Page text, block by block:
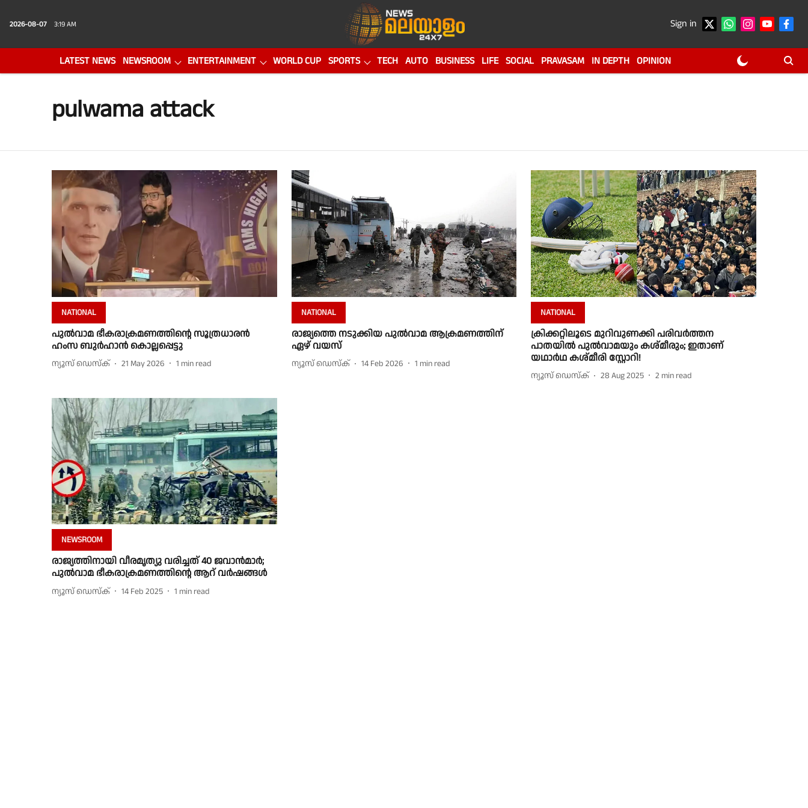
2026-08-07 3:19 AM Sign in
LATEST NEWS NEWSROOM ENTERTAINMENT WORLD CUP SPORTS TECH AUTO BUSINESS LIFE SOCIAL PRAVASAM IN DEPTH OPINION
pulwama attack
NATIONAL
പുൽവാമ ഭീകരാക്രമണത്തിന്റെ സൂത്രധാരൻ
ഹംസ ബുർഹാൻ കൊല്ലപ്പെട്ടു
ന്യൂസ് ഡെസ്ക് 21 May 2026 1 min read
NATIONAL
രാജ്യത്തെ നടുക്കിയ പുൽവാമ ആക്രമണത്തിന്
ഏഴ് വയസ്
ന്യൂസ് ഡെസ്ക് 14 Feb 2026 1 min read
NATIONAL
ക്രിക്കറ്റിലൂടെ മുറിവുണക്കി പരിവർത്തന
പാതയിൽ പുൽവാമയും കശ്മീരും; ഇതാണ്
യഥാർഥ കശ്മീരി സ്റ്റോറി!
ന്യൂസ് ഡെസ്ക് 28 Aug 2025 2 min read
NEWSROOM
രാജ്യത്തിനായി വീരമൃത്യു വരിച്ചത് 40 ജവാൻമാർ;
പുൽവാമ ഭീകരാക്രമണത്തിൻ്റെ ആറ് വർഷങ്ങൾ
ന്യൂസ് ഡെസ്ക് 14 Feb 2025 1 min read